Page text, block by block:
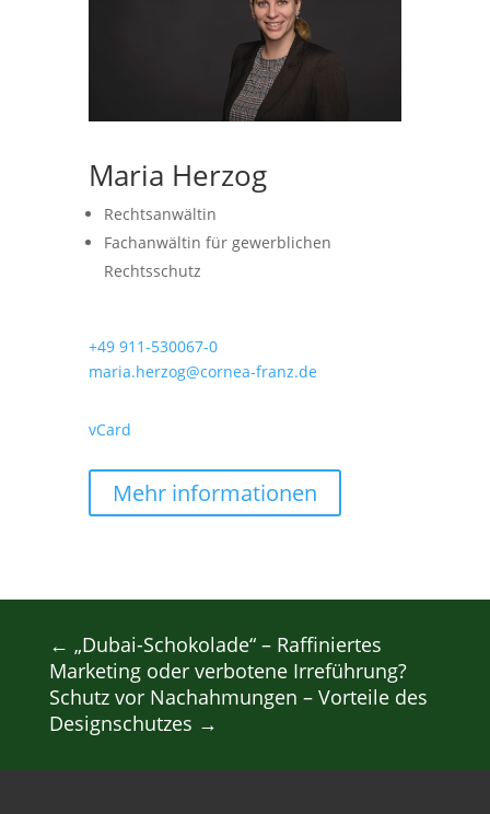
Maria Herzog
Rechtsanwältin
Fachanwältin für gewerblichen
Rechtsschutz
+49 911-530067-0
maria.herzog@cornea-franz.de
vCard
Mehr informationen
← „Dubai-Schokolade“ – Raffiniertes
Marketing oder verbotene Irreführung?
Schutz vor Nachahmungen – Vorteile des
Designschutzes →